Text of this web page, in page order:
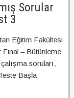
Sorular
3
Eğitim Fakültesi
Final – Bütünleme
soruları,
Başla